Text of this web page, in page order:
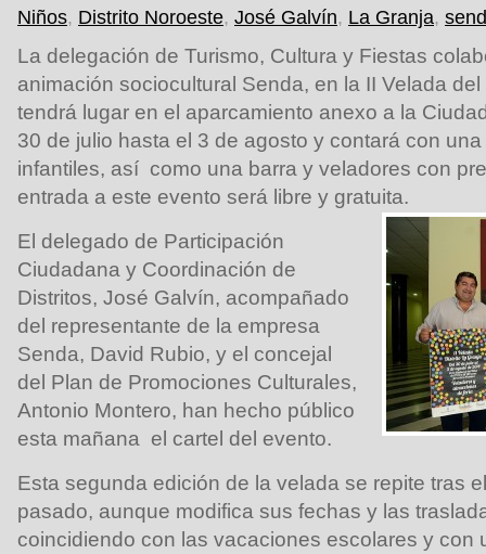
Niños, Distrito Noroeste, José Galvín, La Granja,
La delegación de Turismo, Cultura y Fiestas
animación sociocultural Senda, en la II Velada
tendrá lugar en el aparcamiento anexo a la
30 de julio hasta el 3 de agosto y contará con
infantiles, así como una barra y veladores con
entrada a este evento será libre y gratuita.
El delegado de Participación
Ciudadana y Coordinación de
Distritos, José Galvín, acompañado
del representante de la empresa
Senda, David Rubio, y el concejal
del Plan de Promociones Culturales,
Antonio Montero, han hecho público
esta mañana el cartel del evento.
Esta segunda edición de la velada se repite tras
pasado, aunque modifica sus fechas y las
coincidiendo con las vacaciones escolares y con